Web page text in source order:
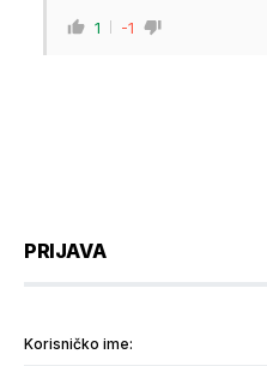
1 -1
PRIJAVA
Korisničko ime: